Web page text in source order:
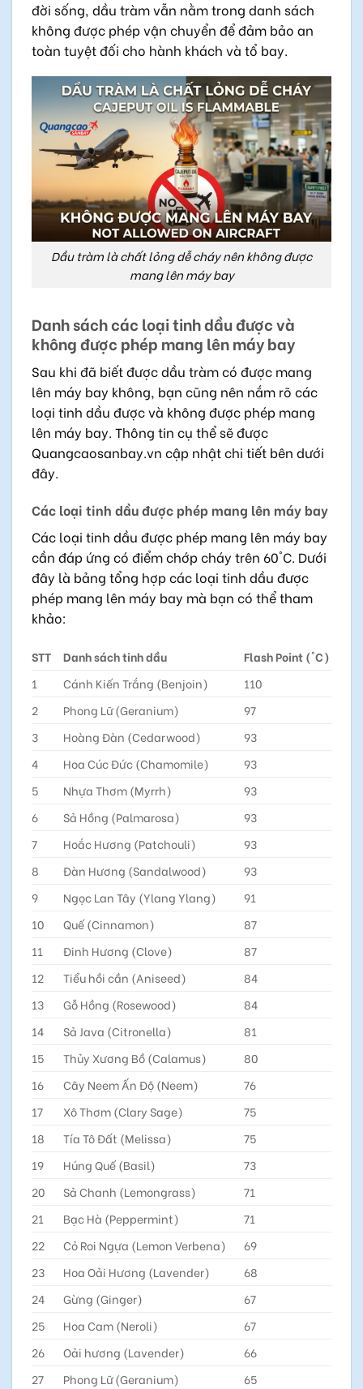
đời sống, dầu tràm vẫn nằm trong danh sách
không được phép vận chuyển để đảm bảo an
toàn tuyệt đối cho hành khách và tổ bay.
Dầu tràm là chất lỏng dễ cháy nên không được
mang lên máy bay
Danh sách các loại tinh dầu được và
không được phép mang lên máy bay
Sau khi đã biết được dầu tràm có được mang
lên máy bay không, bạn cũng nên nắm rõ các
loại tinh dầu được và không được phép mang
lên máy bay. Thông tin cụ thể sẽ được
Quangcaosanbay.vn cập nhật chi tiết bên dưới
đây.
Các loại tinh dầu được phép mang lên máy bay
Các loại tinh dầu được phép mang lên máy bay
cần đáp ứng có điểm chớp cháy trên 60°C. Dưới
đây là bảng tổng hợp các loại tinh dầu được
phép mang lên máy bay mà bạn có thể tham
khảo:
STT Danh sách tinh dầu
Flash Point (°C)
1
Cánh Kiến Trắng (Benjoin)
110
2
Phong Lữ (Geranium)
97
3
Hoàng Đàn (Cedarwood)
93
4
Hoa Cúc Đức (Chamomile)
93
5
Nhựa Thơm (Myrrh)
93
6
Sả Hồng (Palmarosa)
93
7
Hoắc Hương (Patchouli)
93
8
Đàn Hương (Sandalwood)
93
9
Ngọc Lan Tây (Ylang Ylang)
91
10
Quế (Cinnamon)
87
11
Đinh Hương (Clove)
87
12
Tiểu hồi cần (Aniseed)
84
13
Gỗ Hồng (Rosewood)
84
14
Sả Java (Citronella)
81
15
Thủy Xương Bồ (Calamus)
80
16
Cây Neem Ấn Độ (Neem)
76
17
Xô Thơm (Clary Sage)
75
18
Tía Tô Đất (Melissa)
75
19
Húng Quế (Basil)
73
20
Sả Chanh (Lemongrass)
71
21
Bạc Hà (Peppermint)
71
22
Cỏ Roi Ngựa (Lemon Verbena)
69
23
Hoa Oải Hương (Lavender)
68
24
Gừng (Ginger)
67
25
Hoa Cam (Neroli)
67
26
Oải hương (Lavender)
66
27
Phong Lữ (Geranium)
65